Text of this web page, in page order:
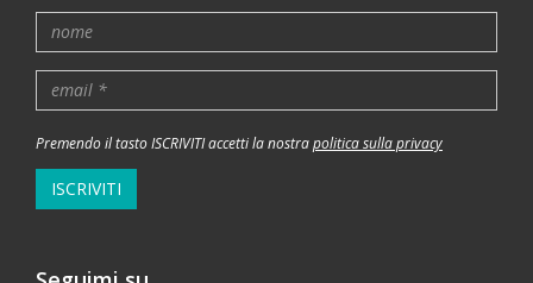
Premendo il tasto ISCRIVITI accetti la nostrapolitica sulla privacy
ISCRIVITI